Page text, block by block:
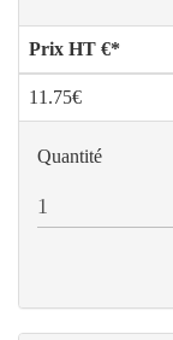
Prix HT €*
11.75€
Quantité